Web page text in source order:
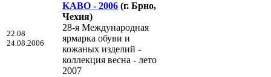
22.08
24.08.2006
KABO - 2006 (г. Брно,
Чехия)
28-я Международная
ярмарка обуви и
кожаных изделий -
коллекция весна - лето
2007